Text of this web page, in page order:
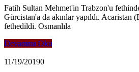
Fatih Sultan Mehmet'in Trabzon'u
Gürcistan'a da akınlar yapıldı. Acaristan
fethedildi. Osmanlıla
Devamını Oku
11/19/20190